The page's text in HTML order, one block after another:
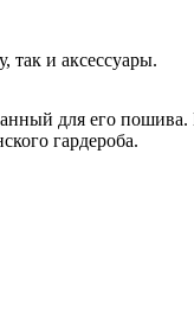
так и аксессуары.
для его пошива.
гардероба.